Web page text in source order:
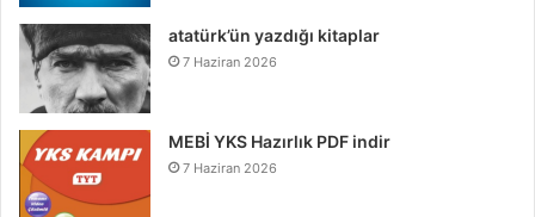
atatürk’ün yazdığı kitaplar
7 Haziran 2026
MEBİ YKS Hazırlık PDF indir
7 Haziran 2026